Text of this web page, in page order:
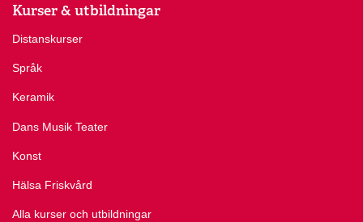
Kurser & utbildningar
Distanskurser
Språk
Keramik
Dans Musik Teater
Konst
Hälsa Friskvård
Alla kurser och utbildningar